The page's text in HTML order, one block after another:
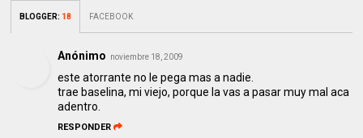
BLOGGER: 18 FACEBOOK
Anónimo noviembre 18, 2009
este atorrante no le pega mas a nadie.
trae baselina, mi viejo, porque la vas a pasar muy mal aca
adentro.
RESPONDER